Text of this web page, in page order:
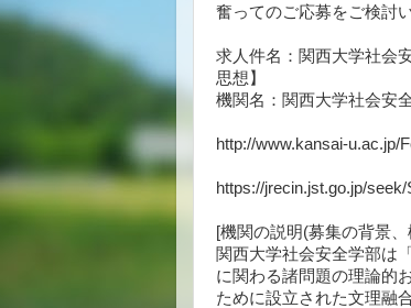
奮ってのご応募をご検討
求人件名： 関西大学社会
思想】
機関名：関西大学社会安
http://www.kansai-u.ac.jp/
https://jrecin.jst.go.jp/
[機関の説明(募集の背景
関西大学社会安全学部は
に関わる諸問題の理論的
ために設立された文理融